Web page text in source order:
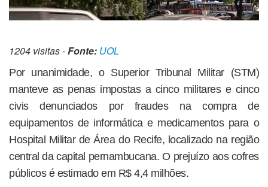
1204 visitas -Fonte: UOL
Por unanimidade, o Superior Tribunal Militar (STM)
manteve as penas impostas a cinco militares e cinco
civis denunciados por fraudes na compra de
equipamentos de informática e medicamentos para o
Hospital Militar de Área do Recife, localizado na região
central da capital pernambucana. O prejuízo aos cofres
públicos é estimado em R$ 4,4 milhões.